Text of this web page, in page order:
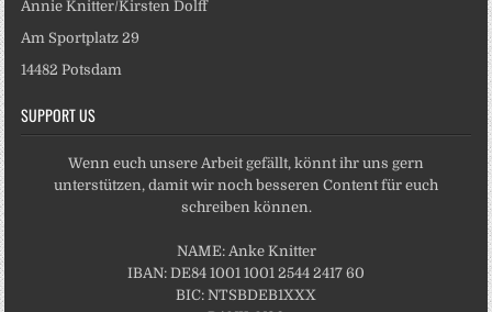
Annie Knitter/Kirsten Dolff
Am Sportplatz 29
14482 Potsdam
SUPPORT US
Wenn euch unsere Arbeit gefällt, könnt ihr uns gern
unterstützen, damit wir noch besseren Content für euch
schreiben können.
NAME: Anke Knitter
IBAN: DE84 1001 1001 2544 2417 60
BIC: NTSBDEB1XXX